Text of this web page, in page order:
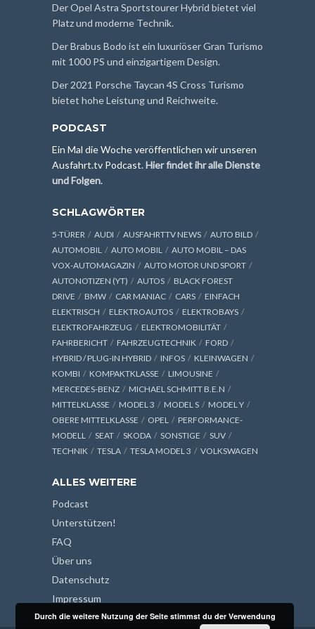
Der Opel Astra Sportstourer Hybrid bietet viel
Platz und moderne Technik.
Der Brabus Bodo ist ein luxuriöser Gran Turismo
mit 1000 PS und einzigartigem Design.
Der 2021 Porsche Taycan 4S Cross Turismo
bietet hohe Leistung und Reichweite.
PODCAST
Ein Mal die Woche veröffentlichen wir unseren
Ausfahrt.tv Podcast.Hier findet ihr alle Dienste
und Folgen.
SCHLAGWÖRTER
5-TÜRER AUDI AUSFAHRTTV NEWS
AUTO BILD
AUTOMOBIL
AUTO MOBIL
AUTO MOBIL – DAS
VOX-AUTOMAGAZIN
AUTO MOTOR UND SPORT
AUTONOTIZEN (YT)
AUTOS
BLACK FOREST
DRIVE
BMW CAR MANIAC CARS
EINFACH
ELEKTRISCH
ELEKTROAUTOS
ELEKTROBAYS
ELEKTROFAHRZEUG
ELEKTROMOBILITÄT
FAHRBERICHT
FAHRZEUGTECHNIK
FORD
HYBRID / PLUG-IN HYBRID
INFOS
KLEINWAGEN
KOMBI
KOMPAKTKLASSE
LIMOUSINE
MERCEDES-BENZ
MICHAEL SCHMITT B.E.N
MITTELKLASSE
MODEL 3 MODEL S
MODEL Y
OBERE MITTELKLASSE
OPEL
PERFORMANCE-
MODELL
SEAT SKODA SONSTIGE
SUV
TECHNIK
TESLA TESLA MODEL 3 VOLKSWAGEN
ALLES WEITERE
Podcast
Unterstützen!
FAQ
Über uns
Datenschutz
Impressum
Durch die weitere Nutzung der Seite stimmst du der Verwendung